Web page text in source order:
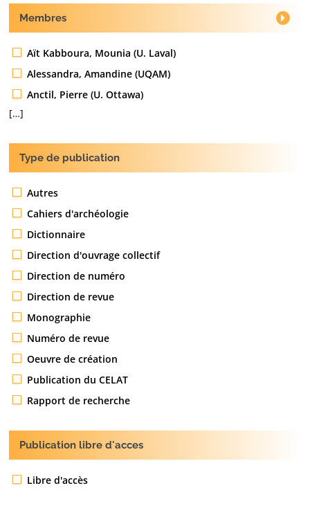
Membres
Aït Kabboura, Mounia (U. Laval)
Alessandra, Amandine (UQAM)
Anctil, Pierre (U. Ottawa)
[…]
Type de publication
Autres
Cahiers d'archéologie
Dictionnaire
Direction d'ouvrage collectif
Direction de numéro
Direction de revue
Monographie
Numéro de revue
Oeuvre de création
Publication du CELAT
Rapport de recherche
Publication libre d'acces
Libre d'accès